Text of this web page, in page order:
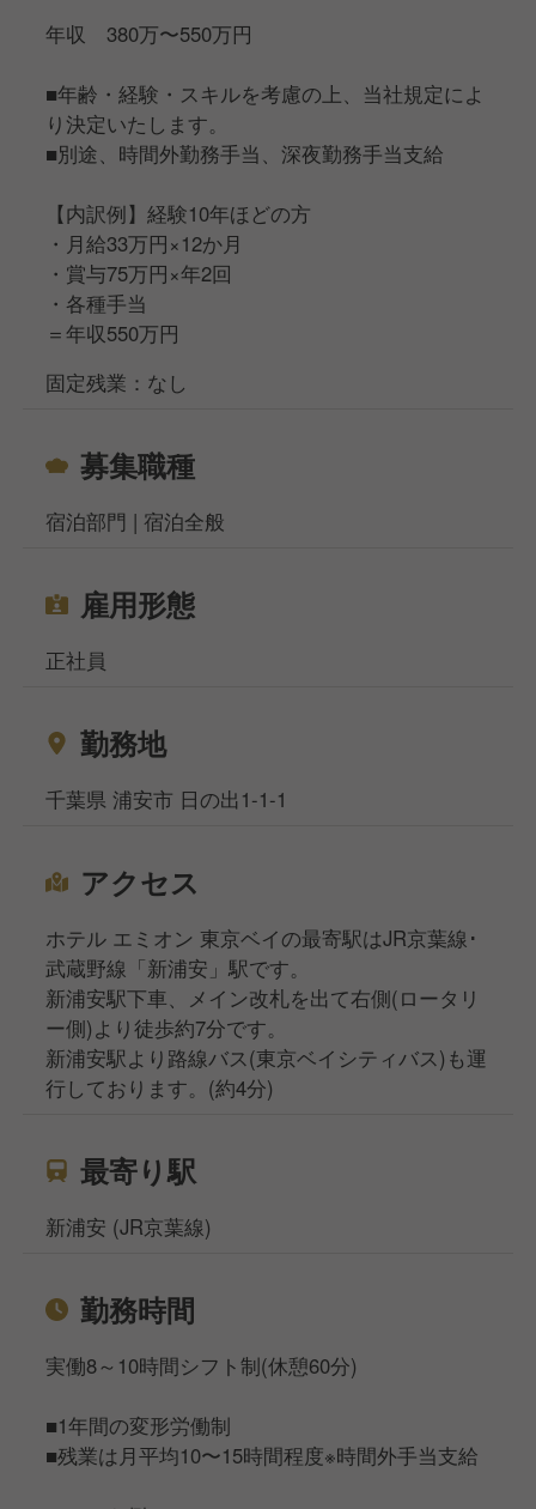
年収 380万〜550万円
■年齢・経験・スキルを考慮の上、当社規定によ
り決定いたします。
■別途、時間外勤務手当、深夜勤務手当支給
【内訳例】経験10年ほどの方
・月給33万円×12か月
・賞与75万円×年2回
・各種手当
＝年収550万円
固定残業：なし
募集職種
宿泊部門 | 宿泊全般
雇用形態
正社員
勤務地
千葉県 浦安市 日の出1-1-1
アクセス
ホテル エミオン 東京ベイの最寄駅はJR京葉線･
武蔵野線「新浦安」駅です。
新浦安駅下車、メイン改札を出て右側(ロータリ
ー側)より徒歩約7分です。
新浦安駅より路線バス(東京ベイシティバス)も運
行しております。(約4分)
最寄り駅
新浦安 (JR京葉線)
勤務時間
実働8～10時間シフト制(休憩60分)
■1年間の変形労働制
■残業は月平均10〜15時間程度※時間外手当支給